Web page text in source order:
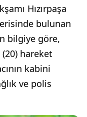
Hızırpaşa
bulunan
bilgiye göre,
(20) hareket
kabini
ve polis